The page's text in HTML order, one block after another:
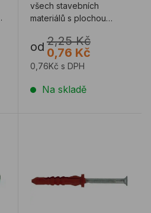
všech stavebních
materiálů s plochou
od 2,25 Kč
0,76 Kč
0,76Kč s DPH
Na skladě